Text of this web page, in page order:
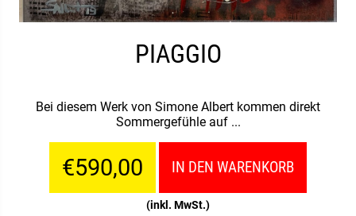
PIAGGIO
Bei diesem Werk von Simone Albert kommen direkt
Sommergefühle auf ...
€590,00 IN DEN WARENKORB
(inkl. MwSt.)